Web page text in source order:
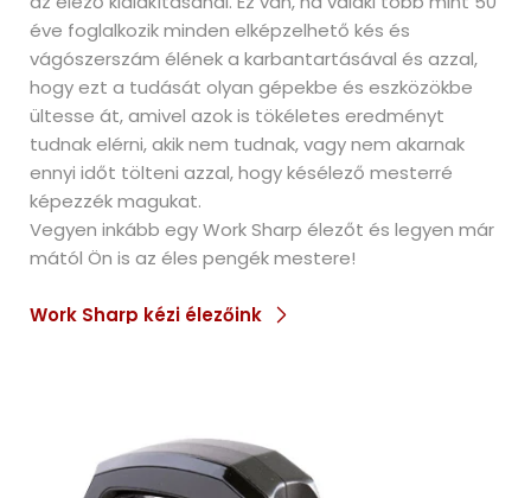
éve foglalkozik minden elképzelhető kés és
vágószerszám élének a karbantartásával és azzal,
hogy ezt a tudását olyan gépekbe és eszközökbe
ültesse át, amivel azok is tökéletes eredményt
tudnak elérni, akik nem tudnak, vagy nem akarnak
ennyi időt tölteni azzal, hogy késélező mesterré
képezzék magukat.
Vegyen inkább egy Work Sharp élezőt és legyen már
mától Ön is az éles pengék mestere!
Work Sharp kézi élezőink